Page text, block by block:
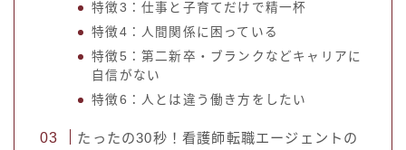
特徴3：仕事と子育てだけで精一杯
特徴4：人間関係に困っている
特徴5：第二新卒・ブランクなどキャリアに
自信がない
特徴6：人とは違う働き方をしたい
たったの30秒！看護師転職エージェントの